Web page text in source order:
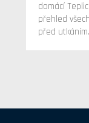
domácí
přehled
před